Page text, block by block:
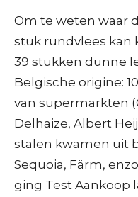
Om te weten waar
stuk rundvlees kan
39 stukken dunne
Belgische origine:
van supermarkten
Delhaize, Albert
stalen kwamen uit
Sequoia, Färm,
ging Test Aankoop